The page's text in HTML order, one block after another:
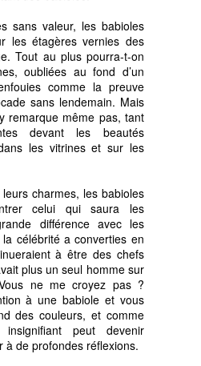
sans valeur, les babioles
les étagères vernies des
Tout au plus pourra-t-on
oubliées au fond d’un
comme la preuve
sans lendemain. Mais
remarque même pas, tant
devant les beautés
les vitrines et sur les
charmes, les babioles
celui qui saura les
différence avec les
célébrité a converties en
à être des chefs
plus un seul homme sur
ne me croyez pas ?
à une babiole et vous
des couleurs, et comme
peut devenir
à de profondes réflexions.